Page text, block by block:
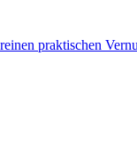
praktischen